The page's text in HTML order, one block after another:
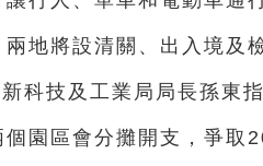
兩地將設清關、出入境及
科技及工業局局長孫東
個園區會分攤開支，爭取